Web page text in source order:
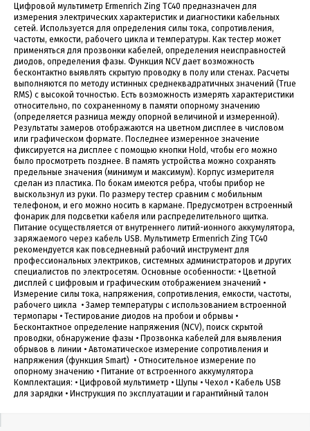
Цифровой мультиметр Ermenrich Zing TC40 предназначен для
измерения электрических характеристик и диагностики кабельных
сетей. Используется для определения силы тока, сопротивления,
частоты, емкости, рабочего цикла и температуры. Как тестер может
применяться для прозвонки кабелей, определения неисправностей
диодов, определения фазы. Функция NCV дает возможность
бесконтактно выявлять скрытую проводку в полу или стенах. Расчеты
выполняются по методу истинных среднеквадратичных значений (True
RMS) с высокой точностью. Есть возможность измерять характеристики
относительно, по сохраненному в памяти опорному значению
(определяется разница между опорной величиной и измеренной).
Результаты замеров отображаются на цветном дисплее в числовом
или графическом формате. Последнее измеренное значение
фиксируется на дисплее с помощью кнопки Hold, чтобы его можно
было просмотреть позднее. В память устройства можно сохранять
предельные значения (минимум и максимум). Корпус измерителя
сделан из пластика. По бокам имеются ребра, чтобы прибор не
выскользнул из руки. По размеру тестер сравним с мобильным
телефоном, и его можно носить в кармане. Предусмотрен встроенный
фонарик для подсветки кабеля или распределительного щитка.
Питание осуществляется от внутреннего литий-ионного аккумулятора,
заряжаемого через кабель USB. Мультиметр Ermenrich Zing TC40
рекомендуется как повседневный рабочий инструмент для
профессиональных электриков, системных администраторов и других
специалистов по электросетям. Основные особенности: • Цветной
дисплей с цифровым и графическим отображением значений •
Измерение силы тока, напряжения, сопротивления, емкости, частоты,
рабочего цикла • Замер температуры с использованием встроенной
термопары • Тестирование диодов на пробои и обрывы •
Бесконтактное определение напряжения (NCV), поиск скрытой
проводки, обнаружение фазы • Прозвонка кабелей для выявления
обрывов в линии • Автоматическое измерение сопротивления и
напряжения (функция Smart) • Относительное измерение по
опорному значению • Питание от встроенного аккумулятора
Комплектация: • Цифровой мультиметр • Щупы • Чехол • Кабель USB
для зарядки • Инструкция по эксплуатации и гарантийный талон